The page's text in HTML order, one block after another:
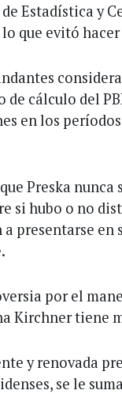
Estadística y
que evitó
de cálculo del
en los
Preska
si hubo o no
presentarse en
por el
Kirchner tiene
y renovada
se le